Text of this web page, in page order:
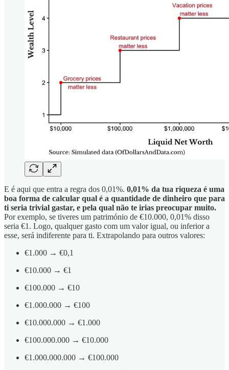
E é aqui que entra a regra dos 0,01%. 0,01% da tua riqueza é uma
boa forma de calcular qual é a quantidade de dinheiro que para
ti seria trivial gastar, e pela qual não te irias preocupar muito.
Por exemplo, se tiveres um património de €10.000, 0,01% disso
seria €1. Logo, qualquer gasto com um valor igual, ou inferior a
esse, será indiferente para ti. Extrapolando para outros valores:
€1.000 → €0,1
€10.000 → €1
€100.000 → €10
€1.000.000 → €100
€10.000.000 → €1.000
€100.000.000 → €10.000
€1.000.000.000 → €100.000